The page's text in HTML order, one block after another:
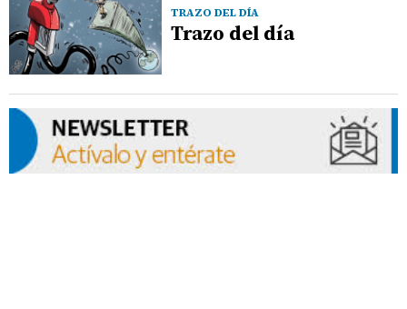
TRAZO DEL DÍA
Trazo del día